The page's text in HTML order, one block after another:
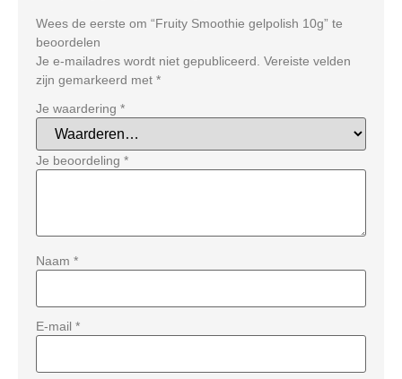
Wees de eerste om “Fruity Smoothie gelpolish 10g” te
beoordelen
Je e-mailadres wordt niet gepubliceerd. Vereiste velden
zijn gemarkeerd met *
Je waardering *
Je beoordeling *
Naam *
E-mail *